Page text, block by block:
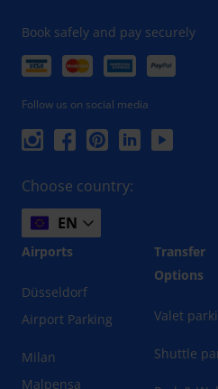
Book safely and pay securely
Follow us on social media
Choose country:
EN
Airports
Düsseldorf
Airport Parking
Milan
Malpensa
Transfer
Options
Valet
Shuttle